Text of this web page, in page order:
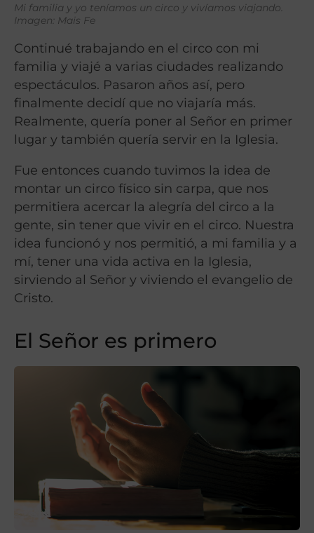
Mi familia y yo teníamos un circo y vivíamos viajando.
Imagen: Mais Fe
Continué trabajando en el circo con mi
familia y viajé a varias ciudades realizando
espectáculos. Pasaron años así, pero
finalmente decidí que no viajaría más.
Realmente, quería poner al Señor en primer
lugar y también quería servir en la Iglesia.
Fue entonces cuando tuvimos la idea de
montar un circo físico sin carpa, que nos
permitiera acercar la alegría del circo a la
gente, sin tener que vivir en el circo. Nuestra
idea funcionó y nos permitió, a mi familia y a
mí, tener una vida activa en la Iglesia,
sirviendo al Señor y viviendo el evangelio de
Cristo.
El Señor es primero